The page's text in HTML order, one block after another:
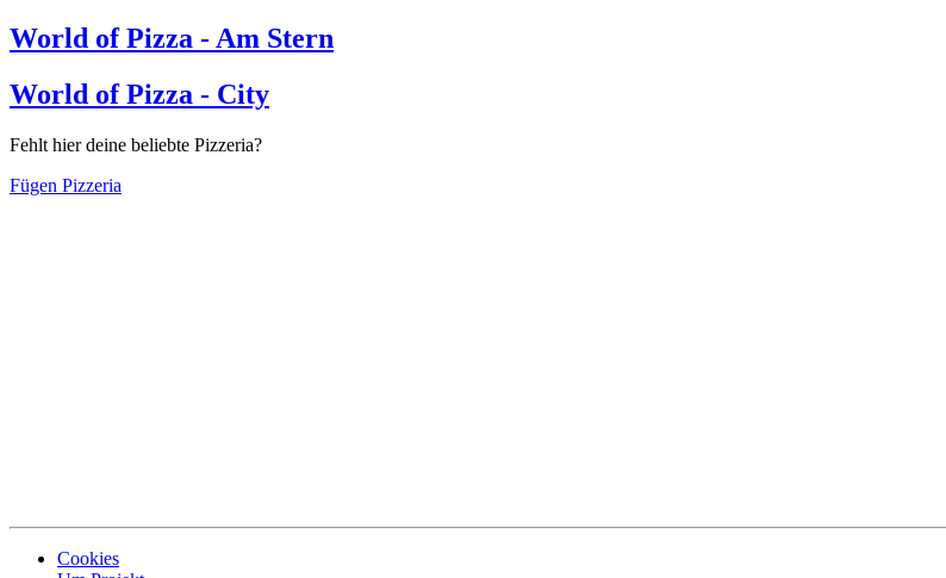
World of Pizza - Am Stern
World of Pizza - City
Fehlt hier deine beliebte Pizzeria?
Fügen Pizzeria
Cookies